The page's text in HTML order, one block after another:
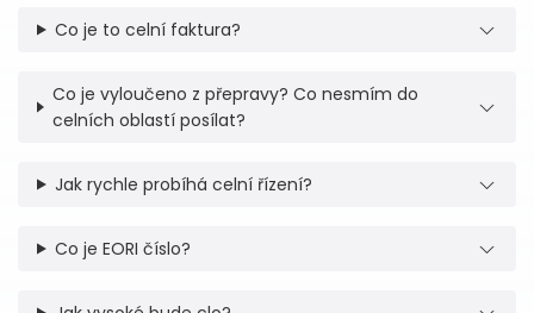
Co je to celní faktura?
Co je vyloučeno z přepravy? Co nesmím do
celních oblastí posílat?
Jak rychle probíhá celní řízení?
Co je EORI číslo?